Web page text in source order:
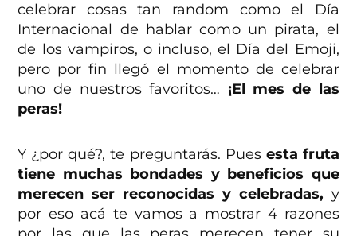
celebrar cosas tan random como el Día
Internacional de hablar como un pirata, el
de los vampiros, o incluso, el Día del Emoji,
pero por fin llegó el momento de celebrar
uno de nuestros favoritos… ¡El mes de las
peras!
Y ¿por qué?, te preguntarás. Pues esta fruta
tiene muchas bondades y beneficios que
merecen ser reconocidas y celebradas, y
por eso acá te vamos a mostrar 4 razones